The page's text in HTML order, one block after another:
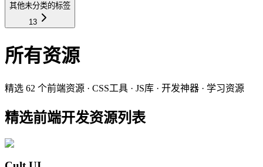
其他未分类的标签
13
所有资源
精选 62 个前端资源 · CSS工具 · JS库 · 开发神器 · 学习资源
精选前端开发资源列表